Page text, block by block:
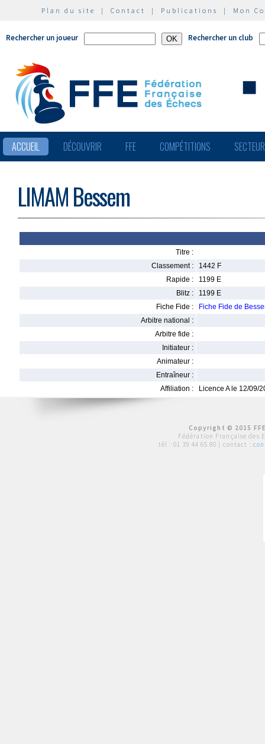
Plan du site | Contact | Publications | Mon
Rechercher un joueur Rechercher un club
ACCUEIL DÉCOUVRIR FFE COMPÉTITIONS
LIMAM Bessem
Titre :
Classement :
1442 F
Rapide :
1199 E
Blitz :
1199 E
Fiche Fide :
Fiche Fide de
Arbitre national :
Arbitre fide :
Initiateur :
Animateur :
Entraîneur :
Affiliation :
Licence A le 12/09/
Copyright © 2015
Fédération Française des
tél : 01 39 44 65 80 | contact :